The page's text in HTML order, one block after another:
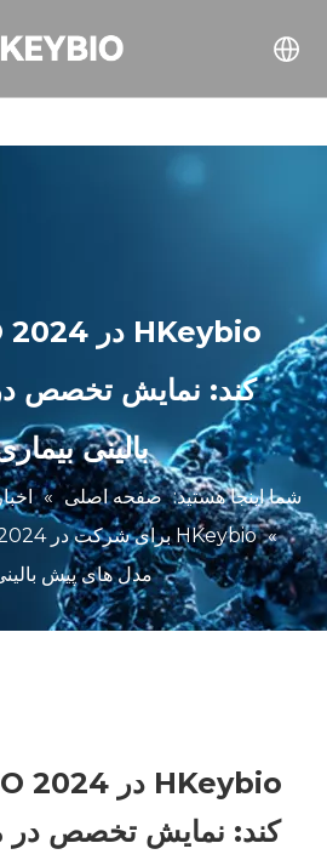
کند: نمایش تخصص
بالینی
شما اینجا هستید: صفحه اصلی »
»
مدل های پیش
کند: نمایش تخصص در